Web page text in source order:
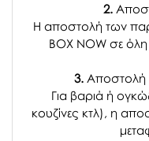
2.
Η αποστολή των
BOX NOW σε
3. Αποστολή
Για βαριά ή
κουζίνες κτλ), η